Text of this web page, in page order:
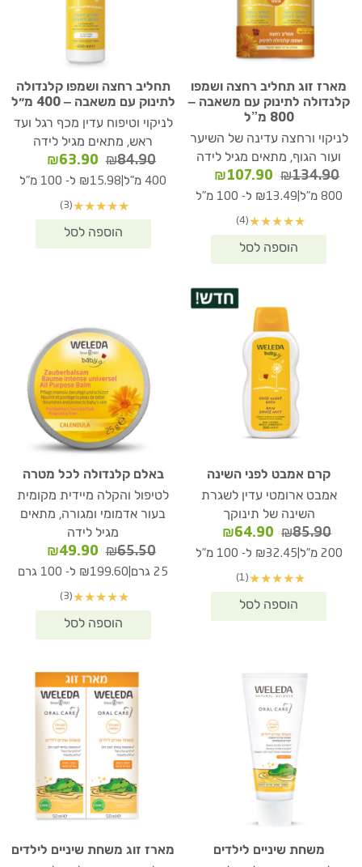
מארז זוג תחליב רחצה ושמפו
קלנדולה לתינוק עם משאבה –
800 מ”ל
לניקוי ורחצה עדינה של השיער
ועור הגוף, מתאים מגיל לידה
₪134.90
המחיר
המקורי
₪134.90.
₪107.90
המחיר
הנוכחי
800 מ"ל ₪13.49 ל- 100 מ"ל
★
★
★
★
★
(4)
תחליב רחצה ושמפו קלנדולה
לתינוק עם משאבה – 400 מ״ל
לניקוי וטיפוח עדין מכף רגל ועד
ראש, מתאים מגיל לידה
₪84.90
המחיר
המקורי
₪84.90.
₪63.90
הנוכחי
400 מ"ל ₪15.98 ל- 100 מ"ל
★
★
★
★
★
(3)
קרם אמבט לפני השינה
אמבט ארומטי עדין לשגרת
השינה של תינוקך
₪85.90
המחיר
המקורי
₪85.90.
₪64.90
המחיר
הנוכחי
200 מ"ל ₪32.45 ל- 100 מ"ל
★
★
★
★
★
(1)
באלם קלנדולה לכל מטרה
לטיפול והקלה מיידית מקומית
בעור אדמומי ומגורה, מתאים
מגיל לידה
₪65.50
המחיר
המקורי
₪65.50.
₪49.90
הנוכחי
25 גרם ₪199.60 ל- 100 גרם
★
★
★
★
★
(3)
משחת שיניים לילדים
מארז זוג משחת שיניים לילדים